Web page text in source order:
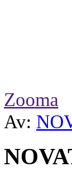
Zooma
Av: